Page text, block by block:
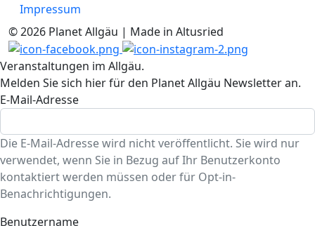
Impressum
© 2026 Planet Allgäu | Made in Altusried
Veranstaltungen im Allgäu.
Melden Sie sich hier für den Planet Allgäu Newsletter an.
E-Mail-Adresse
Die E-Mail-Adresse wird nicht veröffentlicht. Sie wird nur
verwendet, wenn Sie in Bezug auf Ihr Benutzerkonto
kontaktiert werden müssen oder für Opt-in-
Benachrichtigungen.
Benutzername